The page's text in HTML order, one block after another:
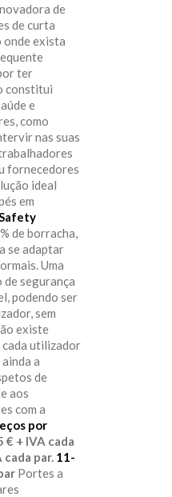
de
de curta
onde exista
ter
constitui
e
como
nas suas
fornecedores
ideal
em
Safety
de borracha,
se adaptar
Uma
de segurança
podendo ser
sem
existe
cada utilizador
a
de
aos
com a
por
€ + IVA cada
cada par. 11-
Portes a